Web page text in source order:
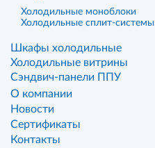
Холодильные моноблоки
Холодильные сплит-системы
Шкафы холодильные
Холодильные витрины
Сэндвич-панели ППУ
О компании
Новости
Сертификаты
Контакты